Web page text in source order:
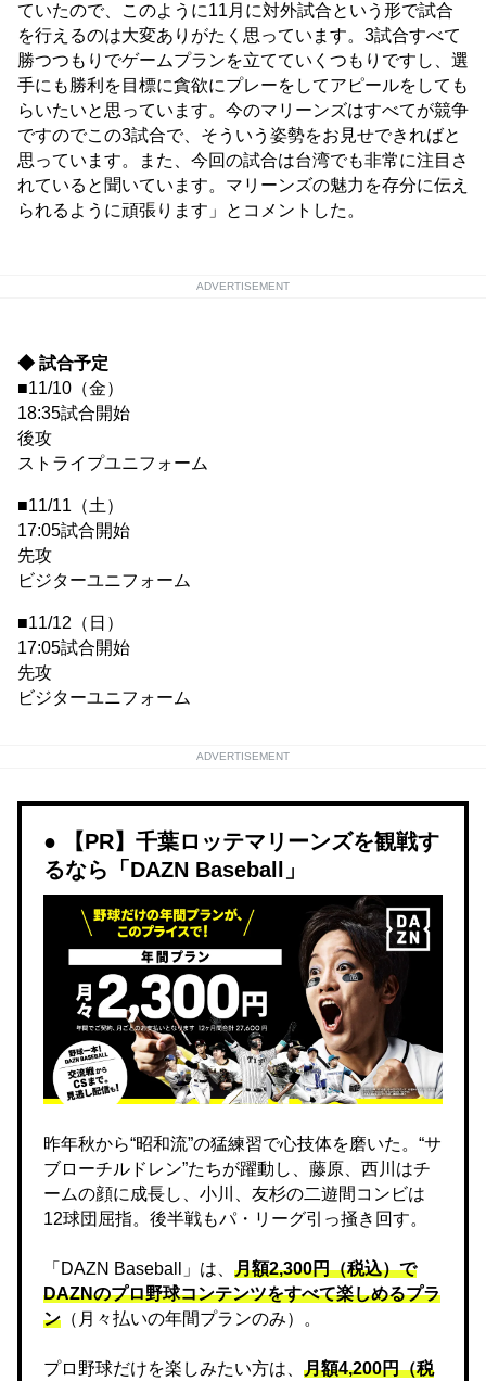
ていたので、このように11月に対外試合という形で試合
を行えるのは大変ありがたく思っています。3試合すべて
勝つつもりでゲームプランを立てていくつもりですし、選
手にも勝利を目標に貪欲にプレーをしてアピールをしても
らいたいと思っています。今のマリーンズはすべてが競争
ですのでこの3試合で、そういう姿勢をお見せできればと
思っています。また、今回の試合は台湾でも非常に注目さ
れていると聞いています。マリーンズの魅力を存分に伝え
られるように頑張ります」とコメントした。
ADVERTISEMENT
◆ 試合予定
■11/10（金）
18:35試合開始
後攻
ストライプユニフォーム
■11/11（土）
17:05試合開始
先攻
ビジターユニフォーム
■11/12（日）
17:05試合開始
先攻
ビジターユニフォーム
ADVERTISEMENT
【PR】千葉ロッテマリーンズを観戦す
るなら「DAZN Baseball」
昨年秋から“昭和流”の猛練習で心技体を磨いた。“サ
ブローチルドレン”たちが躍動し、藤原、西川はチ
ームの顔に成長し、小川、友杉の二遊間コンビは
12球団屈指。後半戦もパ・リーグ引っ掻き回す。
「DAZN Baseball」は、 月額2,300円（税込）で
DAZNのプロ野球コンテンツをすべて楽しめるプラ
ン （月々払いの年間プランのみ）。
プロ野球だけを楽しみたい方は、 月額4,200円（税